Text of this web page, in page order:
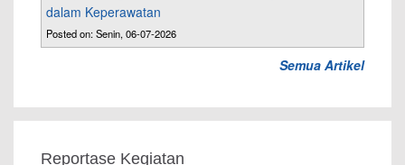
dalam Keperawatan
Posted on: Senin, 06-07-2026
Semua Artikel
Reportase Kegiatan